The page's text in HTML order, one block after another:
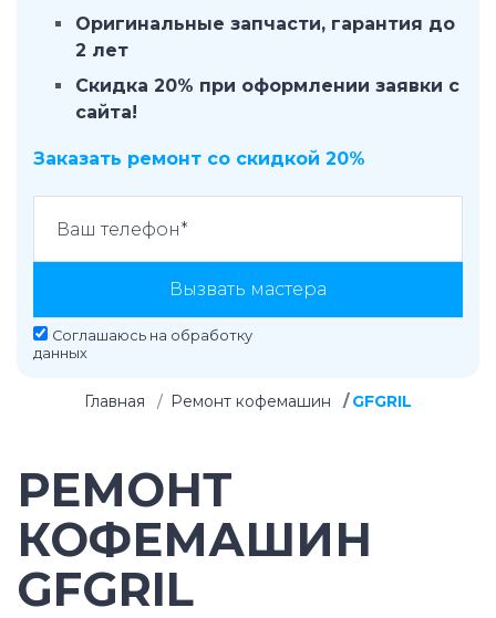
Оригинальные запчасти, гарантия до
2 лет
Скидка 20% при оформлении заявки с
сайта!
Заказать ремонт со скидкой 20%
Вызвать мастера
Соглашаюсь на обработку
данных
Главная Ремонт кофемашин GFGRIL
РЕМОНТ
КОФЕМАШИН
GFGRIL